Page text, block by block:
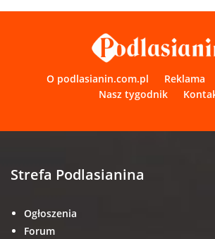
O podlasianin.com.pl Reklama
Nasz tygodnik
Strefa Podlasianina
Ogłoszenia
Forum